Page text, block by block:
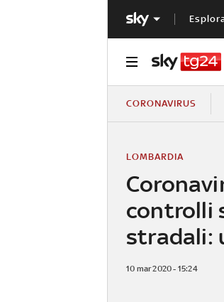
CORONAVIRUS
controlli
stradali:
LOMBARDIA
10 mar 2020 - 15:24